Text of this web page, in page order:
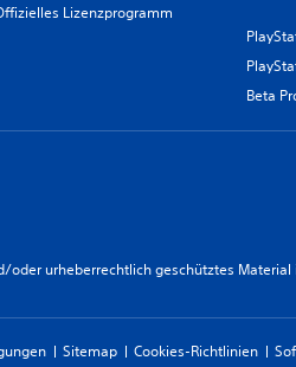
Lizenzprogramm
Beta
urheberrechtlich geschütztes
Sitemap Cookies-Richtlinien